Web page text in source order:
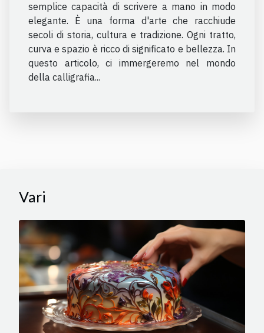
semplice capacità di scrivere a mano in modo
elegante. È una forma d'arte che racchiude
secoli di storia, cultura e tradizione. Ogni tratto,
curva e spazio è ricco di significato e bellezza. In
questo articolo, ci immergeremo nel mondo
della calligrafia...
Vari